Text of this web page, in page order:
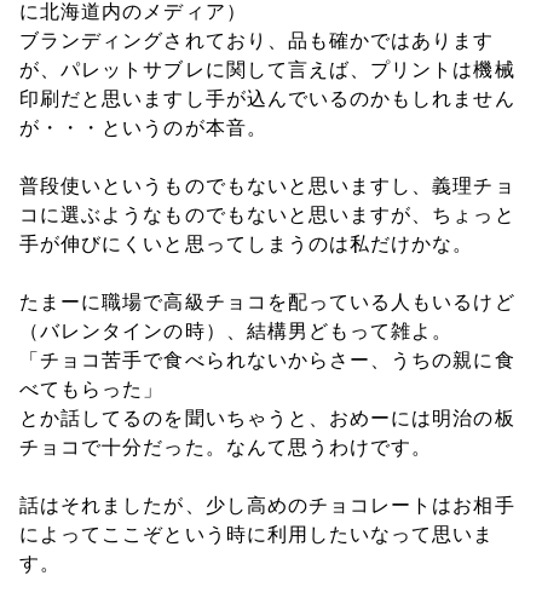
に北海道内のメディア）
ブランディングされており、品も確かではあります
が、パレットサブレに関して言えば、プリントは機械
印刷だと思いますし手が込んでいるのかもしれません
が・・・というのが本音。
普段使いというものでもないと思いますし、義理チョ
コに選ぶようなものでもないと思いますが、ちょっと
手が伸びにくいと思ってしまうのは私だけかな。
たまーに職場で高級チョコを配っている人もいるけど
（バレンタインの時）、結構男どもって雑よ。
「チョコ苦手で食べられないからさー、うちの親に食
べてもらった」
とか話してるのを聞いちゃうと、おめーには明治の板
チョコで十分だった。なんて思うわけです。
話はそれましたが、少し高めのチョコレートはお相手
によってここぞという時に利用したいなって思いま
す。